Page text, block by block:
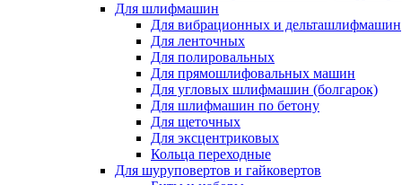
Для шлифмашин
Для вибрационных и дельташлифмашин
Для ленточных
Для полировальных
Для прямошлифовальных машин
Для угловых шлифмашин (болгарок)
Для шлифмашин по бетону
Для щеточных
Для эксцентриковых
Кольца переходные
Для шуруповертов и гайковертов